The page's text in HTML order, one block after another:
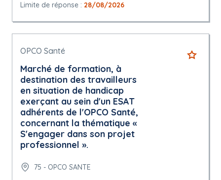
Limite de réponse : 28/08/2026
OPCO Santé
Marché de formation, à
destination des travailleurs
en situation de handicap
exerçant au sein d'un ESAT
adhérents de l'OPCO Santé,
concernant la thématique «
S'engager dans son projet
professionnel ».
75 - OPCO SANTE